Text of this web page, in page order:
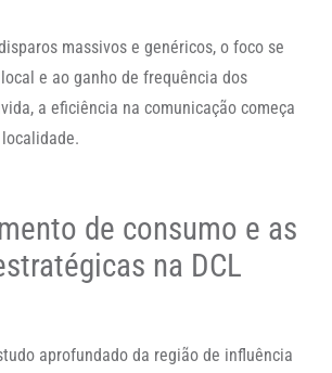
massivos e genéricos, o foco se
e ao ganho de frequência dos
a eficiência na comunicação começa
de consumo e as
na DCL
aprofundado da região de influência